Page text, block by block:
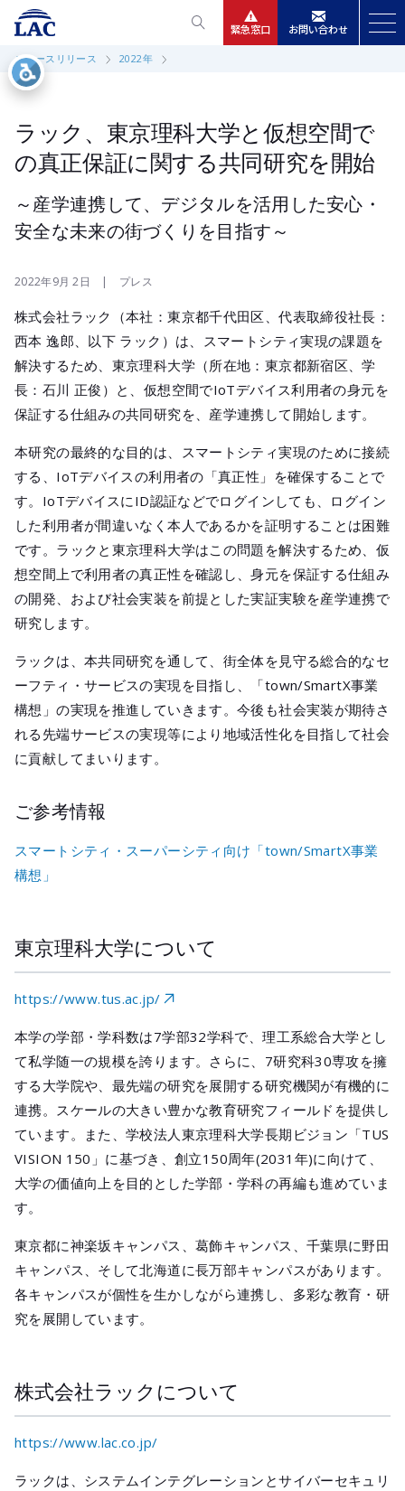
緊急窓口 お問い合わせ
ニュースリリース
会社情報
IR情報
メールマガ
ニュースリリース 2022年
ラック、東京理科大学と仮想空間で
の真正保証に関する共同研究を開始
～産学連携して、デジタルを活用した安心・
安全な未来の街づくりを目指す～
2022年9月 2日 | プレス
株式会社ラック（本社：東京都千代田区、代表取締役社長：
西本 逸郎、以下 ラック）は、スマートシティ実現の課題を
解決するため、東京理科大学（所在地：東京都新宿区、学
長：石川 正俊）と、仮想空間でIoTデバイス利用者の身元を
保証する仕組みの共同研究を、産学連携して開始します。
本研究の最終的な目的は、スマートシティ実現のために接続
する、IoTデバイスの利用者の「真正性」を確保することで
す。IoTデバイスにID認証などでログインしても、ログイン
した利用者が間違いなく本人であるかを証明することは困難
です。ラックと東京理科大学はこの問題を解決するため、仮
想空間上で利用者の真正性を確認し、身元を保証する仕組み
の開発、および社会実装を前提とした実証実験を産学連携で
研究します。
ラックは、本共同研究を通して、街全体を見守る総合的なセ
ーフティ・サービスの実現を目指し、「town/SmartX事業
構想」の実現を推進していきます。今後も社会実装が期待さ
れる先端サービスの実現等により地域活性化を目指して社会
に貢献してまいります。
ご参考情報
スマートシティ・スーパーシティ向け「town/SmartX事業
構想」
東京理科大学について
https://www.tus.ac.jp/
本学の学部・学科数は7学部32学科で、理工系総合大学とし
て私学随一の規模を誇ります。さらに、7研究科30専攻を擁
する大学院や、最先端の研究を展開する研究機関が有機的に
連携。スケールの大きい豊かな教育研究フィールドを提供し
ています。また、学校法人東京理科大学長期ビジョン「TUS
VISION 150」に基づき、創立150周年(2031年)に向けて、
大学の価値向上を目的とした学部・学科の再編も進めていま
す。
東京都に神楽坂キャンパス、葛飾キャンパス、千葉県に野田
キャンパス、そして北海道に長万部キャンパスがあります。
各キャンパスが個性を生かしながら連携し、多彩な教育・研
究を展開しています。
株式会社ラックについて
https://www.lac.co.jp/
ラックは、システムインテグレーションとサイバーセキュリ